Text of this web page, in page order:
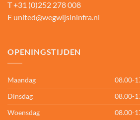
T+31 (0)252 278 008
E united@wegwijsininfra.nl
OPENINGSTIJDEN
Maandag
08.00-
Dinsdag
08.00-
Woensdag
08.00-